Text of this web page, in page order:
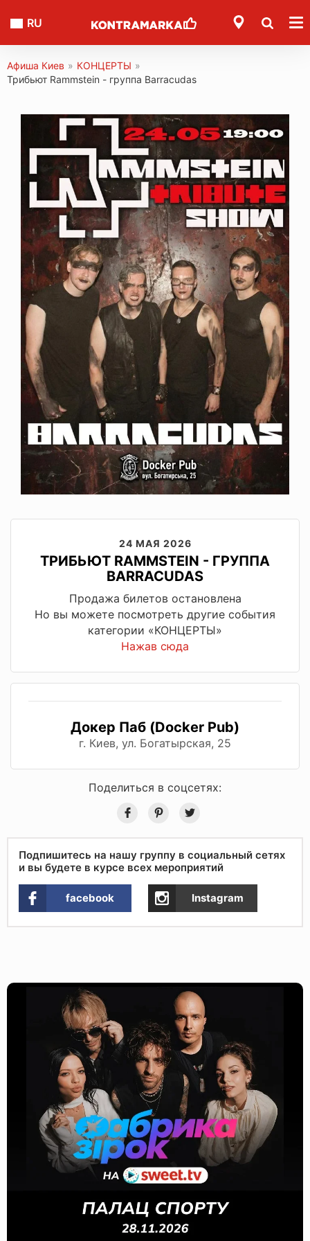
RU
Афиша Киев » КОНЦЕРТЫ »
Трибьют Rammstein - группа Barracudas
24 МАЯ 2026
ТРИБЬЮТ RAMMSTEIN - ГРУППА
BARRACUDAS
Продажа билетов остановлена
Но вы можете посмотреть другие события
категории «КОНЦЕРТЫ»
Нажав сюда
Докер Паб (Docker Pub)
г. Киев, ул. Богатырская, 25
Поделиться в соцсетях:
Подпишитесь на нашу группу в социальный сетях
и вы будете в курсе всех мероприятий
facebook Instagram